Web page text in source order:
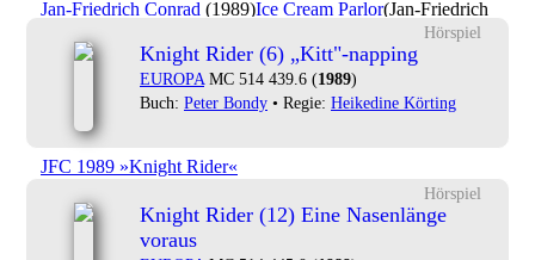
Jan-Friedrich Conrad (1989)Ice Cream Parlor(Jan-Friedrich
JFC 1989 »Knight Rider«
Jan-Friedrich Conrad(1989)K.I.T.T. Takes Action(Jan-
JFC 1989 »Knight Rider«
Knight Rider Title Theme(Jan-
Friedrich Conrad)
JFC 1989 »Knight Rider«
Hörspiel
Knight Rider (6) „Kitt"-napping
EUROPA MC 514 439.6 (1989)
Buch: Peter Bondy • Regie: Heikedine Körting
Hörspiel
Knight Rider (12) Eine Nasenlänge
voraus